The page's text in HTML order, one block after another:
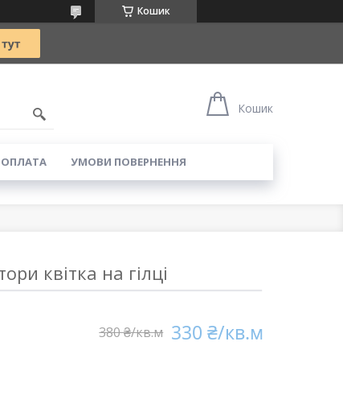
Кошик
Кошик
ОПЛАТА УМОВИ ПОВЕРНЕННЯ
квітка на гілці
380 ₴/кв.м 330 ₴/кв.м